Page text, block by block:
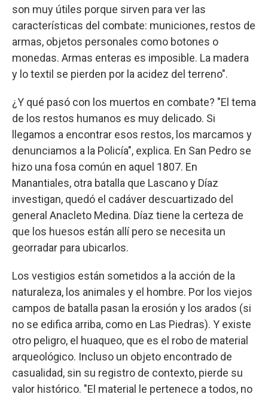
son muy útiles porque sirven para ver las
características del combate: municiones, restos de
armas, objetos personales como botones o
monedas. Armas enteras es imposible. La madera
y lo textil se pierden por la acidez del terreno".
¿Y qué pasó con los muertos en combate? "El tema
de los restos humanos es muy delicado. Si
llegamos a encontrar esos restos, los marcamos y
denunciamos a la Policía", explica. En San Pedro se
hizo una fosa común en aquel 1807. En
Manantiales, otra batalla que Lascano y Díaz
investigan, quedó el cadáver descuartizado del
general Anacleto Medina. Díaz tiene la certeza de
que los huesos están allí pero se necesita un
georradar para ubicarlos.
Los vestigios están sometidos a la acción de la
naturaleza, los animales y el hombre. Por los viejos
campos de batalla pasan la erosión y los arados (si
no se edifica arriba, como en Las Piedras). Y existe
otro peligro, el huaqueo, que es el robo de material
arqueológico. Incluso un objeto encontrado de
casualidad, sin su registro de contexto, pierde su
valor histórico. "El material le pertenece a todos, no